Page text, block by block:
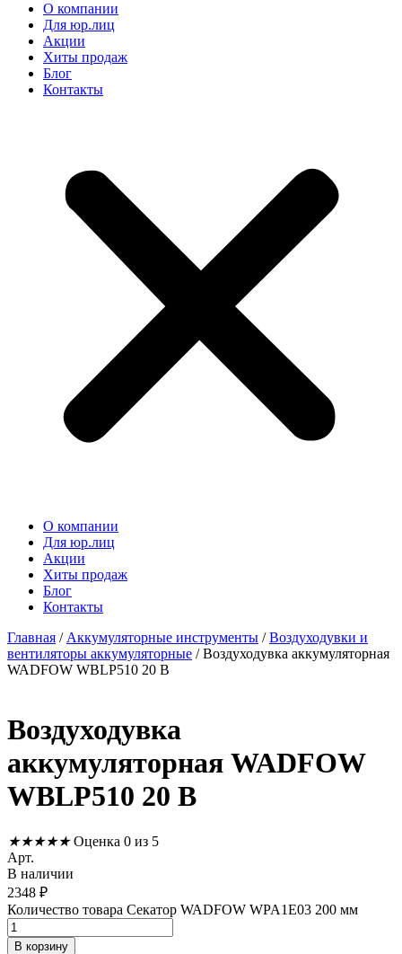
О компании
Для юр.лиц
Акции
Хиты продаж
Блог
Контакты
О компании
Для юр.лиц
Акции
Хиты продаж
Блог
Контакты
Главная / Аккумуляторные инструменты /Воздуходувки и
вентиляторы аккумуляторные / Воздуходувка аккумуляторная
WADFOW WBLP510 20 В
Воздуходувка
аккумуляторная WADFOW
WBLP510 20 В
★★★★★ Оценка 0 из 5
Арт.
В наличии
2348 ₽
Количество товара Секатор WADFOW WPA1E03 200 мм
В корзину